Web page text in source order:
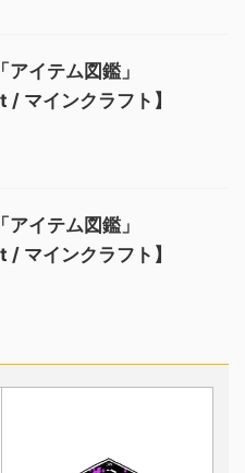
イテム図鑑」
/ マインクラフト】
イテム図鑑」
/ マインクラフト】